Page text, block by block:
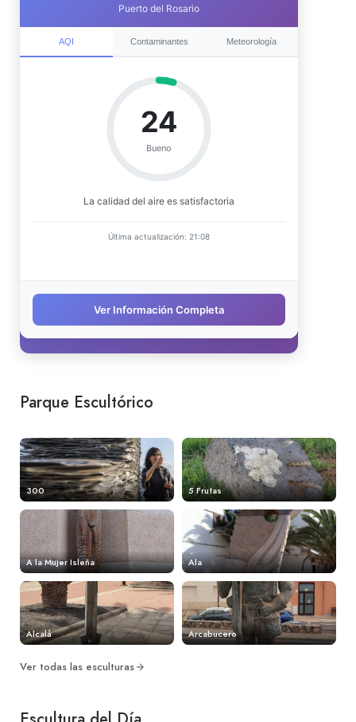
Parque Escultórico
300 5 Frutas
A la Mujer Isleña Ala
Alcalá Arcabucero
Ver todas las esculturas